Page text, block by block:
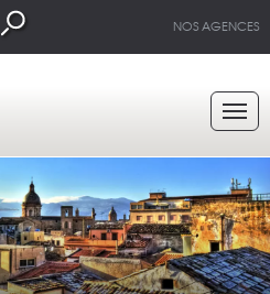
NOS AGENCES